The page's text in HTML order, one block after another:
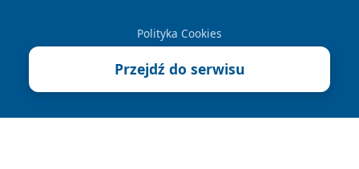
Polityka Cookies
Przejdź do serwisu